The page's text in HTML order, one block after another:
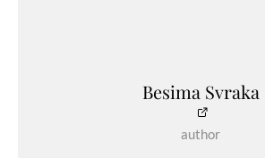
Besima Svraka
author